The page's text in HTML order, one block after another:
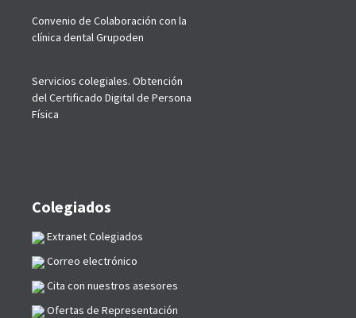
Convenio de Colaboración con la
clínica dental Grupoden
Servicios colegiales. Obtención
del Certificado Digital de Persona
Física
Colegiados
Extranet Colegiados
Correo electrónico
Cita con nuestros asesores
Ofertas de Representación